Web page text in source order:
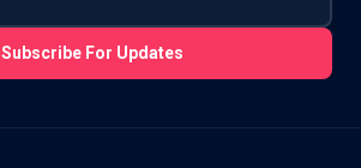
Subscribe For Updates